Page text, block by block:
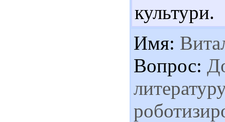
культури.
Имя:
Вопрос: